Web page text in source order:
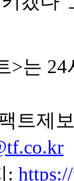
>는
트제
: